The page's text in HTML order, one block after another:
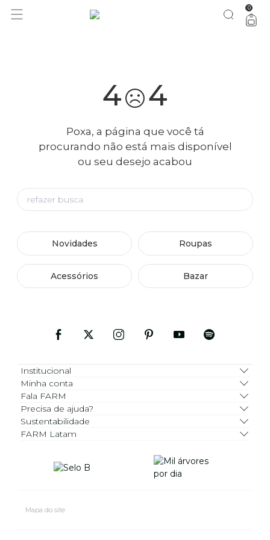
você merece 30% OFF pra comemorar com a gente aproveita! 0
4 4
Poxa, a página que você tá
procurando não está mais disponível
ou seu desejo acabou
Novidades Roupas
Acessórios Bazar
Institucional
Minha conta
Fala FARM
Precisa de ajuda?
Sustentabilidade
FARM Latam
Mapa do site